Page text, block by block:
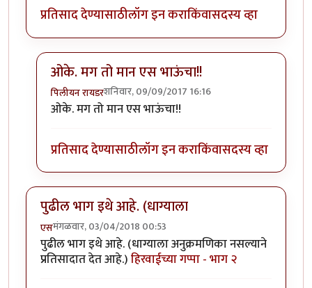
प्रतिसाद देण्यासाठीलॉग इन कराकिंवासदस्य व्हा
ओके. मग तो मान एस भाऊंचा!!
पिलीयन रायडरशनिवार, 09/09/2017 16:16
In reply toदुसरा भागही सासं ने काढावा.
ओके. मग तो मान एस भाऊंचा!!
प्रतिसाद देण्यासाठीलॉग इन कराकिंवासदस्य व्हा
पुढील भाग इथे आहे. (धाग्याला
एसमंगळवार, 03/04/2018 00:53
पुढील भाग इथे आहे. (धाग्याला अनुक्रमणिका नसल्याने
प्रतिसादात देत आहे.)हिरवाईच्या गप्पा - भाग २